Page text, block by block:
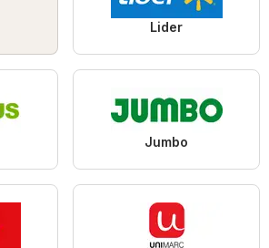
Lider
Jumbo